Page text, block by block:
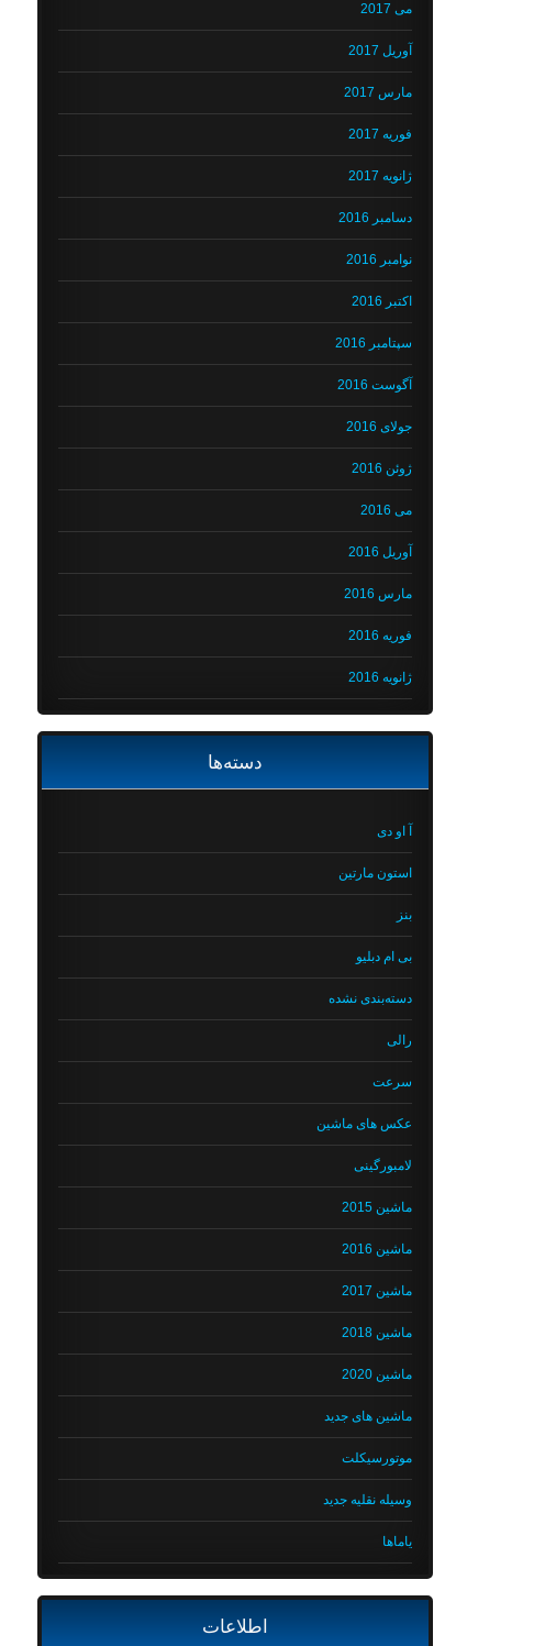
می 2017
آوریل 2017
مارس 2017
فوریه 2017
ژانویه 2017
دسامبر 2016
نوامبر 2016
اکتبر 2016
سپتامبر 2016
آگوست 2016
جولای 2016
ژوئن 2016
می 2016
آوریل 2016
مارس 2016
فوریه 2016
ژانویه 2016
دسته‌ها
آ او دی
استون مارتین
بنز
بی ام دبلیو
دسته‌بندی نشده
رالی
سرعت
عکس های ماشین
لامبورگینی
ماشین 2015
ماشین 2016
ماشین 2017
ماشین 2018
ماشین 2020
ماشین های جدید
موتورسیکلت
وسیله نقلیه جدید
یاماها
اطلاعات